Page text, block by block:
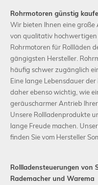
Rohrmotoren günstig
Wir bieten Ihnen eine große
von qualitativ hochwertigen
Rohrmotoren für Rollläden
gängigsten Hersteller.
häufig schwer zugänglich
Eine lange Lebensdauer
daher ebenso wichtig, wie
geräuscharmer Antrieb Ihrer
Unsere Rollladenprodukte
lange Freude machen.
finden Sie vom Hersteller
Rollladensteuerungen von
Rademacher und Warema